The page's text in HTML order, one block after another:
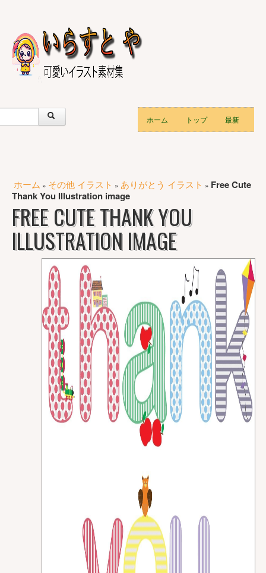
ホーム トップ 最新
ホーム » その他 イラスト » ありがとう イラスト » Free Cute
Thank You Illustration image
FREE CUTE THANK YOU
ILLUSTRATION IMAGE